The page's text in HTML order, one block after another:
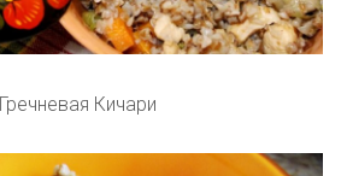
Гречневая Кичари